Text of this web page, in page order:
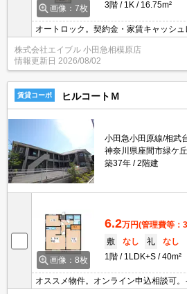
画像：7枚 3階 1K 16.75m²
オートロック。契約金・家賃キャッシ
り）。分譲賃貸マンション。
株式会社エイブル 小田急相模原店
情報更新日 2026/08/02
賃貸コーポ ヒルコートＭ
小田急小田原線/相武
神奈川県座間市緑ケ丘
築37年
2階建
画像：8枚
6.2万円(管理費等：
敷
なし 礼
なし
1階
1LDK+S 40m²
オススメ物件。オンライン申込相談可。
費用・家賃カード払い可。当店の専属